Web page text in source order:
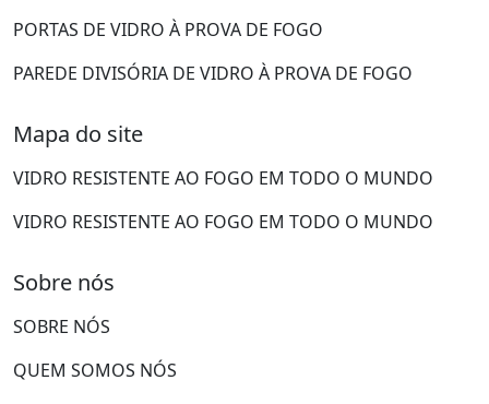
PORTAS DE VIDRO À PROVA DE FOGO
PAREDE DIVISÓRIA DE VIDRO À PROVA DE FOGO
Mapa do site
VIDRO RESISTENTE AO FOGO EM TODO O MUNDO
VIDRO RESISTENTE AO FOGO EM TODO O MUNDO
Sobre nós
SOBRE NÓS
QUEM SOMOS NÓS